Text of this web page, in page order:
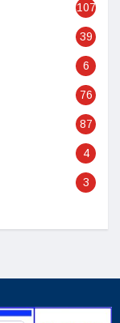
107
39
6
76
87
4
3